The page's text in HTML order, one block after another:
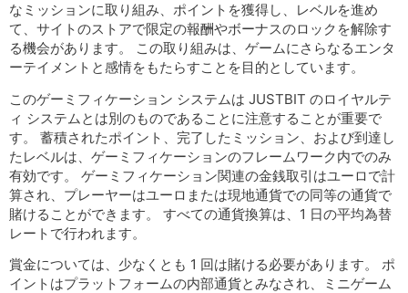
なミッションに取り組み、ポイントを獲得し、レベルを進め
て、サイトのストアで限定の報酬やボーナスのロックを解除す
る機会があります。 この取り組みは、ゲームにさらなるエンタ
ーテイメントと感情をもたらすことを目的としています。
このゲーミフィケーション システムは JUSTBIT のロイヤルテ
ィ システムとは別のものであることに注意することが重要で
す。 蓄積されたポイント、完了したミッション、および到達し
たレベルは、ゲーミフィケーションのフレームワーク内でのみ
有効です。 ゲーミフィケーション関連の金銭取引はユーロで計
算され、プレーヤーはユーロまたは現地通貨での同等の通貨で
賭けることができます。 すべての通貨換算は、1 日の平均為替
レートで行われます。
賞金については、少なくとも 1 回は賭ける必要があります。 ポ
イントはプラットフォームの内部通貨とみなされ、ミニゲーム